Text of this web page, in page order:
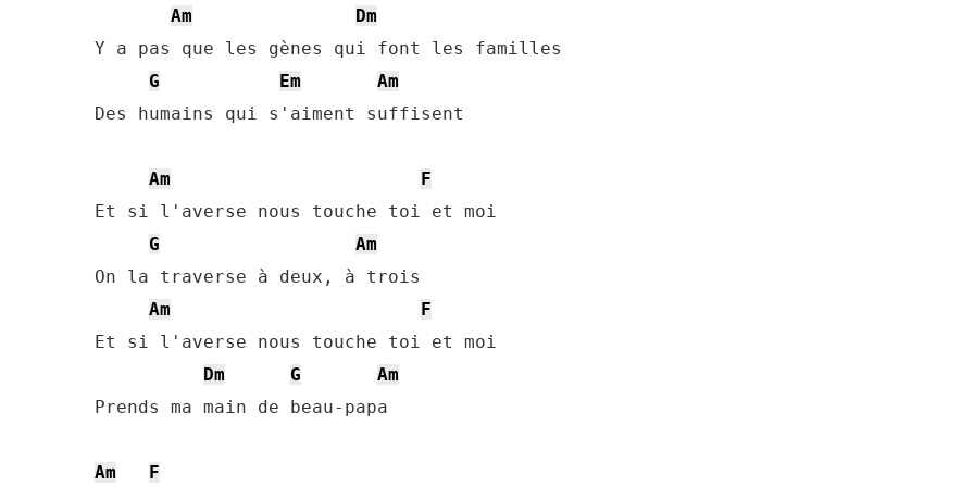
Am
Dm
Y a pas que les gènes qui font les familles
G
Em
Am
Des humains qui s'aiment suffisent
Am
F
Et si l'averse nous touche toi et moi
G
Am
On la traverse à deux, à trois
Am
F
Et si l'averse nous touche toi et moi
Dm
G
Am
Prends ma main de beau-papa
Am F